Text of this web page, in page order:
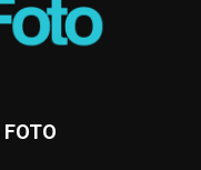
FOTO